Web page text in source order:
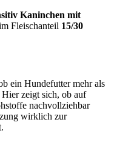
Kaninchen mit
Fleischanteil 15/30
ein Hundefutter mehr als
zeigt sich, ob auf
nachvollziehbar
wirklich zur